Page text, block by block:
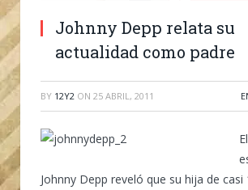
Johnny Depp relata su
actualidad como padre
BY 12Y2 ON 25 ABRIL, 2011
Johnny Depp reveló que su hija de casi